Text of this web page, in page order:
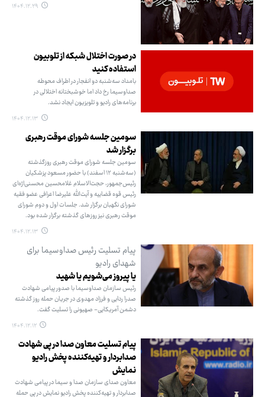
۱۴۰۴.۱۲.۲۹
در صورت اختلال شبکه از تلوبیون
استفاده کنید
بامداد سه‌شنبه دو انفجار در اطراف محوطه
صداوسیما رخ داد اما خوشبختانه اختلالی در
برنامه‌های رادیو و تلویزیون ایجاد نشد.
۱۴۰۴.۱۲.۱۳
سومین جلسه شورای موقت رهبری
برگزار شد
سومین جلسه شورای موقت رهبری روزگذشته
(سه‌شنبه ۱۲ اسفند) با حضور مسعود پزشکیان
رئیس‌جمهور، حجت‌الاسلام غلامحسین محسنی‌اژه‌ای
رئیس قوه قضاییه و آیت‌الله علیرضا اعرافی عضو فقیه
شورای نگهبان برگزار شد. جلسات اول و دوم شورای
موقت رهبری نیز روزهای گذشته برگزار شده بود.
۱۴۰۴.۱۲.۱۳
پیام تسلیت رئیس صداوسیما برای
شهدای رادیو
یا پیروز می‌شویم یا شهید
رئیس سازمان صداوسیما با صدور پیامی شهادت
صدرا ردایی و فرزاد مهدوی در جریان حمله روز گذشته
دشمن آمریکایی- صهیونی را تسلیت گفت.
۱۴۰۴.۱۲.۱۲
پیام تسلیت معاون صدا در پی شهادت
صدابردار و تهیه‌کننده پخش رادیو
نمایش
معاون صدای سازمان صدا و سیما در پیامی شهادت
صدابردار و تهیه‌کننده پخش رادیو نمایش در پی حمله